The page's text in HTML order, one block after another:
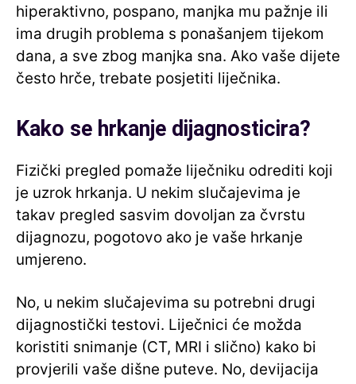
hiperaktivno, pospano, manjka mu pažnje ili
ima drugih problema s ponašanjem tijekom
dana, a sve zbog manjka sna. Ako vaše dijete
često hrče, trebate posjetiti liječnika.
Kako se hrkanje dijagnosticira?
Fizički pregled pomaže liječniku odrediti koji
je uzrok hrkanja. U nekim slučajevima je
takav pregled sasvim dovoljan za čvrstu
dijagnozu, pogotovo ako je vaše hrkanje
umjereno.
No, u nekim slučajevima su potrebni drugi
dijagnostički testovi. Liječnici će možda
koristiti snimanje (CT, MRI i slično) kako bi
provjerili vaše dišne puteve. No, devijacija